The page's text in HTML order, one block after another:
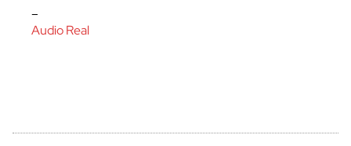
–
Audio Real